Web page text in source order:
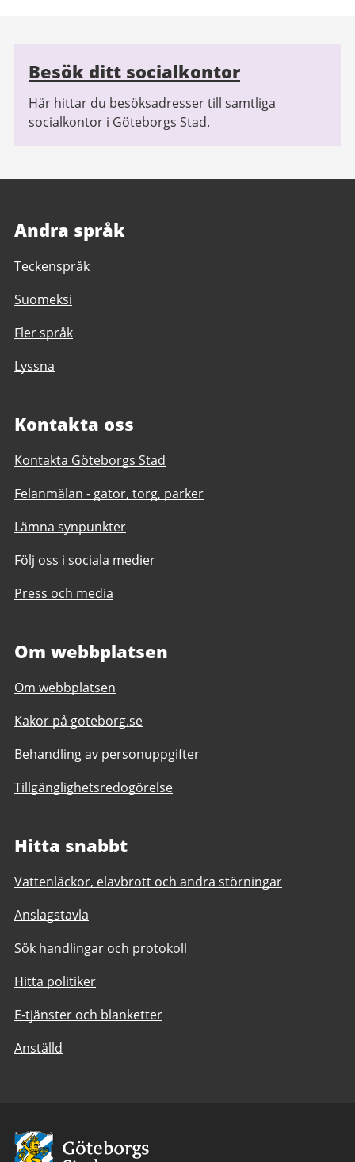
Relaterad
information
Besök ditt socialkontor
Här hittar du besöksadresser till samtliga
socialkontor i Göteborgs Stad.
Andra språk
Teckenspråk
Suomeksi
Fler språk
Lyssna
Kontakta oss
Kontakta Göteborgs Stad
Felanmälan - gator, torg, parker
Lämna synpunkter
Följ oss i sociala medier
Press och media
Om webbplatsen
Om webbplatsen
Kakor på goteborg.se
Behandling av personuppgifter
Tillgänglighetsredogörelse
Hitta snabbt
Vattenläckor, elavbrott och andra störningar
Anslagstavla
Sök handlingar och protokoll
Hitta politiker
E-tjänster och blanketter
Anställd
Avsändare: